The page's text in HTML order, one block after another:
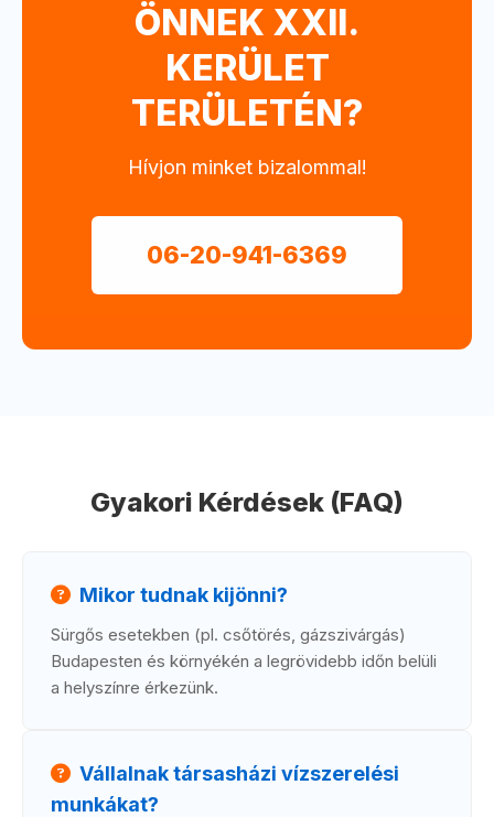
ÖNNEK XXII.
KERÜLET
TERÜLETÉN?
Hívjon minket bizalommal!
06-20-941-6369
Gyakori Kérdések (FAQ)
Mikor tudnak kijönni?
Sürgős esetekben (pl. csőtörés, gázszivárgás)
Budapesten és környékén a legrövidebb időn belüli
a helyszínre érkezünk.
Vállalnak társasházi vízszerelési
munkákat?